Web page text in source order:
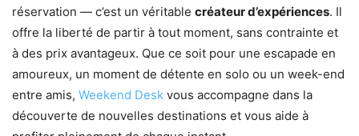
réservation — c’est un véritable créateur d’expériences. Il
offre la liberté de partir à tout moment, sans contrainte et
à des prix avantageux. Que ce soit pour une escapade en
amoureux, un moment de détente en solo ou un week-end
entre amis, Weekend Desk vous accompagne dans la
découverte de nouvelles destinations et vous aide à